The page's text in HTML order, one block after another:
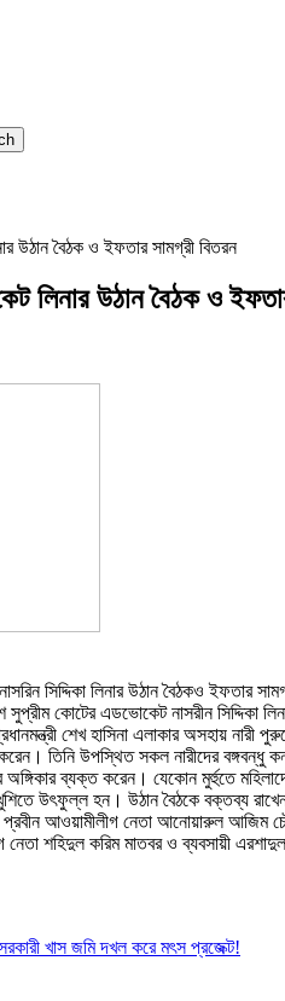
উঠান বৈঠক ও ইফতার সামগ্রী বিতরন
লিনার উঠান বৈঠক ও
সিদ্দিকা লিনার উঠান বৈঠকও
কোটের এডভোকেট নাসরীন সিদ্দিকা
শেখ হাসিনা এলাকার অসহায়
তিনি উপস্থিত সকল নারীদের বঙ্গবন্ধু
অঙ্গিকার ব্যক্ত করেন। যেকোন মুর্হুতে
খুশিতে উৎফুল্ল হন। উঠান বৈঠকে বক্তব্য
আওয়ামীলীগ নেতা আনোয়ারুল আজিম
শহিদুল করিম মাতবর ও ব্যবসায়ী
খাস জমি দখল করে মৎস প্রজেক্ট!